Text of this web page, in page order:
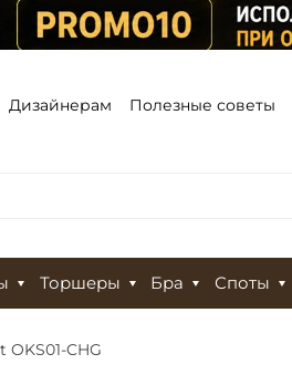
Дизайнерам Полезные советы
Торшеры Бра Споты
CHG